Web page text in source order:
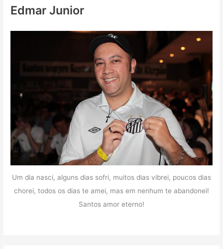
Edmar Junior
Um dia nasci, alguns dias sofri, muitos dias vibrei, poucos dias
chorei, todos os dias te amei, mas em nenhum te abandonei!
Santos amor eterno!